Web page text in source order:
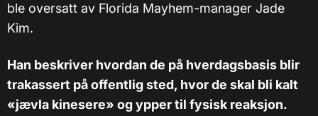
ble oversatt av Florida Mayhem-manager Jade
Kim.
Han beskriver hvordan de på hverdagsbasis blir
trakassert på offentlig sted, hvor de skal bli kalt
«jævla kinesere» og ypper til fysisk reaksjon.